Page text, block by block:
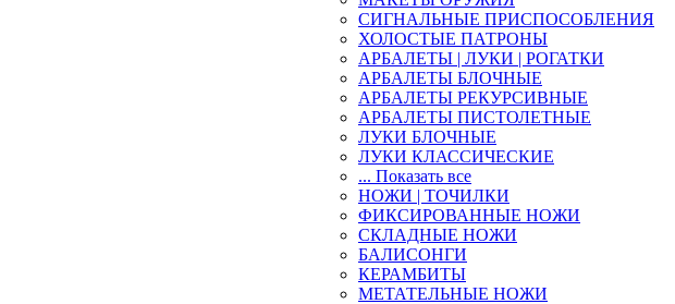
СИГНАЛЬНЫЕ ПРИСПОСОБЛЕНИЯ
ХОЛОСТЫЕ ПАТРОНЫ
АРБАЛЕТЫ | ЛУКИ | РОГАТКИ
АРБАЛЕТЫ БЛОЧНЫЕ
АРБАЛЕТЫ РЕКУРСИВНЫЕ
АРБАЛЕТЫ ПИСТОЛЕТНЫЕ
ЛУКИ БЛОЧНЫЕ
ЛУКИ КЛАССИЧЕСКИЕ
... Показать все
НОЖИ | ТОЧИЛКИ
ФИКСИРОВАННЫЕ НОЖИ
СКЛАДНЫЕ НОЖИ
БАЛИСОНГИ
КЕРАМБИТЫ
МЕТАТЕЛЬНЫЕ НОЖИ